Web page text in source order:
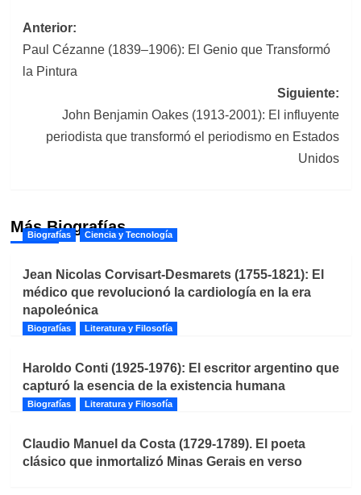
Navegación
de
Anterior:
Paul Cézanne (1839–1906): El Genio que Transformó
la Pintura
Siguiente:
John Benjamin Oakes (1913-2001): El influyente
periodista que transformó el periodismo en Estados
Unidos
Más Biografías
Biografías Ciencia y Tecnología
Jean Nicolas Corvisart-Desmarets (1755-1821): El
médico que revolucionó la cardiología en la era
napoleónica
Biografías Literatura y Filosofía
Haroldo Conti (1925-1976): El escritor argentino que
capturó la esencia de la existencia humana
Biografías Literatura y Filosofía
Claudio Manuel da Costa (1729-1789). El poeta
clásico que inmortalizó Minas Gerais en verso